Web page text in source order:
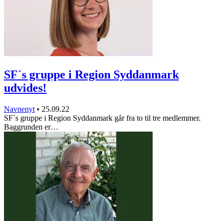
SF´s gruppe i Region Syddanmark
udvides!
Navnenyt • 25.09.22
SF´s gruppe i Region Syddanmark går fra to til tre medlemmer.
Baggrunden er…